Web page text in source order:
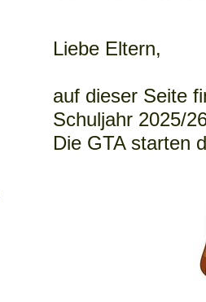
Liebe Eltern,
auf dieser Seite
Schuljahr 2025/
Die GTA starten